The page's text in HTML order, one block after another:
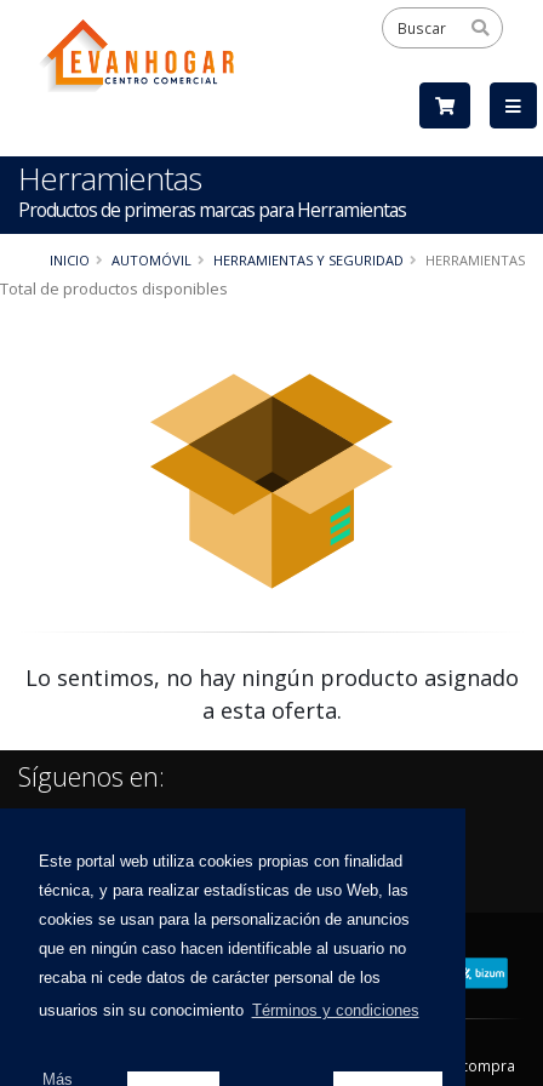
Este portal web utiliza cookies propias con finalidad
técnica, y para realizar estadísticas de uso Web, las
cookies se usan para la personalización de anuncios
que en ningún caso hacen identificable al usuario no
recaba ni cede datos de carácter personal de los
usuarios sin su conocimiento Términos y condiciones
Más
Herramientas
Productos de primeras marcas para Herramientas
INICIO AUTOMÓVIL HERRAMIENTAS Y SEGURIDAD HERRAMIENTAS
Total de productos disponibles
Lo sentimos, no hay ningún producto asignado
a esta oferta.
Síguenos en:
Condiciones de compra